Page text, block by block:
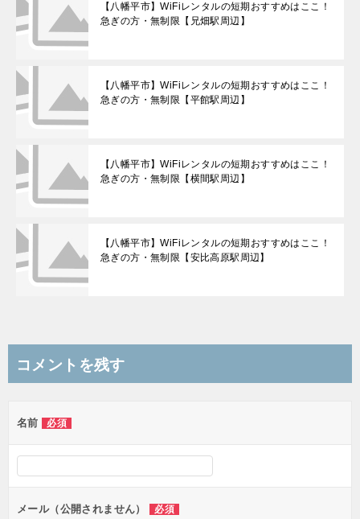
【八幡平市】WiFiレンタルの短期おすすめはここ！
急ぎの方・無制限【兄畑駅周辺】
【八幡平市】WiFiレンタルの短期おすすめはここ！
急ぎの方・無制限【平館駅周辺】
【八幡平市】WiFiレンタルの短期おすすめはここ！
急ぎの方・無制限【横間駅周辺】
【八幡平市】WiFiレンタルの短期おすすめはここ！
急ぎの方・無制限【安比高原駅周辺】
コメントを残す
名前 必須
メール（公開されません） 必須